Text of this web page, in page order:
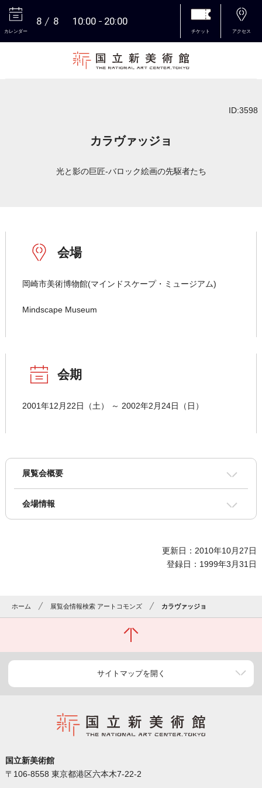
カレンダー
8 8 10:00 20:00
チケット アクセス
ID:3598
カラヴァッジョ
光と影の巨匠-バロック絵画の先駆者たち
会場
岡崎市美術博物館(マインドスケープ・ミュージアム)
Mindscape Museum
会期
2001年12月22日（土） ～ 2002年2月24日（日）
展覧会概要
会場情報
更新日：2010年10月27日
登録日：1999年3月31日
ホーム 展覧会情報検索 アートコモンズ カラヴァッジョ
サイトマップを開く
国立新美術館
〒106-8558 東京都港区六本木7-22-2